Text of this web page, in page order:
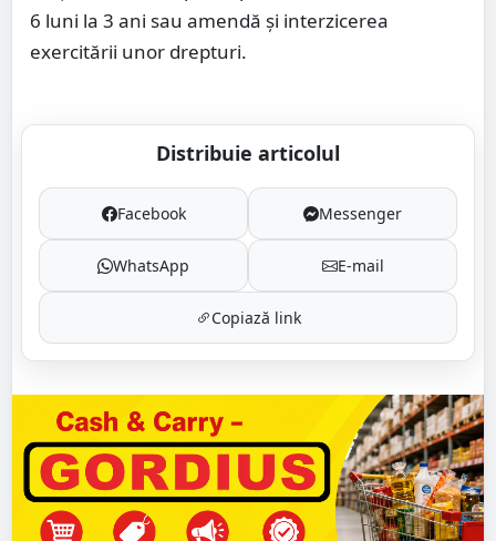
6 luni la 3 ani sau amendă și interzicerea
exercitării unor drepturi.
Distribuie articolul
Facebook Messenger
WhatsApp E-mail
Copiază link